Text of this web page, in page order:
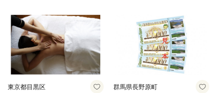
東京都目黒区 群馬県長野原町